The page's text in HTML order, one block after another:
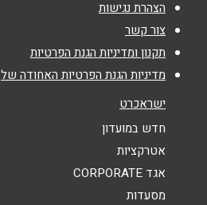
נושא*
אנא חזרו אלי בקשר ל...
הצהרת נגישות
צור קשר
תקנון ומדיניות הגנת הפרטיות
מדיניות הגנת הפרטיות האחודה של
ישראכרט
חדש במועדון
אטרקציות
אגד CORPORATE
מסעדות